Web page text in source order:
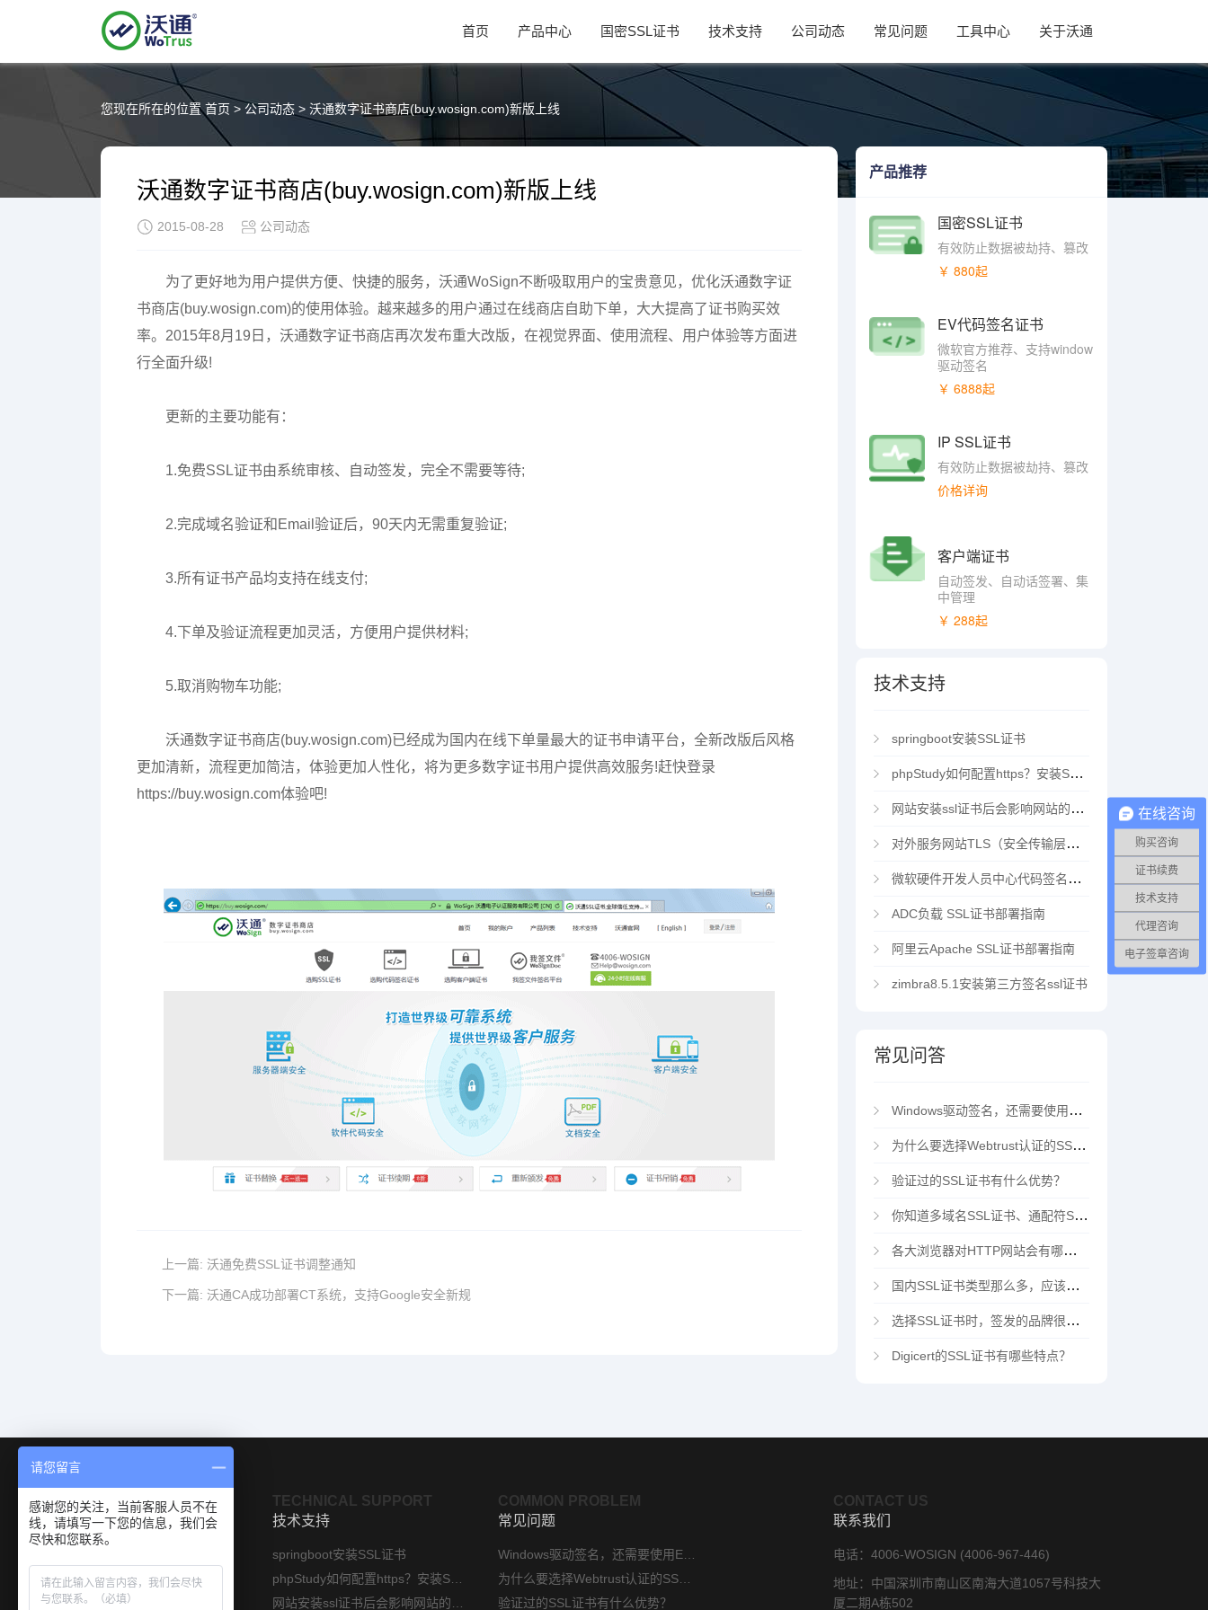
首页 产品中心 国密SSL证书 技术支持 公司动态 常见问题 工具中心 关于沃通
您现在所在的位置首页 > 公司动态 > 沃通数字证书商店(buy.wosign.com)新版上线
沃通数字证书商店(buy.wosign.com)新版上线
2015-08-28 公司动态
为了更好地为用户提供方便、快捷的服务，沃通WoSign不断吸取用户的宝贵意见，优化沃通数字证
书商店(buy.wosign.com)的使用体验。越来越多的用户通过在线商店自助下单，大大提高了证书购买效
率。2015年8月19日，沃通数字证书商店再次发布重大改版，在视觉界面、使用流程、用户体验等方面进
行全面升级!
更新的主要功能有：
1.免费SSL证书由系统审核、自动签发，完全不需要等待;
2.完成域名验证和Email验证后，90天内无需重复验证;
3.所有证书产品均支持在线支付;
4.下单及验证流程更加灵活，方便用户提供材料;
5.取消购物车功能;
沃通数字证书商店(buy.wosign.com)已经成为国内在线下单量最大的证书申请平台，全新改版后风格
更加清新，流程更加简洁，体验更加人性化，将为更多数字证书用户提供高效服务!赶快登录
https://buy.wosign.com体验吧!
上一篇: 沃通免费SSL证书调整通知
下一篇: 沃通CA成功部署CT系统，支持Google安全新规
产品推荐
国密SSL证书
有效防止数据被劫持、篡改
￥ 880起
EV代码签名证书
微软官方推荐、支持window
驱动签名
￥ 6888起
IP SSL证书
有效防止数据被劫持、篡改
价格详询
客户端证书
自动签发、自动话签署、集
中管理
￥ 288起
技术支持
springboot安装SSL证书
phpStudy如何配置https？安装SSL证书方法指南
网站安装ssl证书后会影响网站的访问速度吗？
对外服务网站TLS（安全传输层协议）部署指南
微软硬件开发人员中心代码签名证书选购指南
ADC负载 SSL证书部署指南
阿里云Apache SSL证书部署指南
zimbra8.5.1安装第三方签名ssl证书
常见问答
Windows驱动签名，还需要使用EV代码签名证书吗？
为什么要选择Webtrust认证的SSL证书？
验证过的SSL证书有什么优势？
你知道多域名SSL证书、通配符SSL证书、多域名通配符SSL证书吗？
各大浏览器对HTTP网站会有哪些“不安全”警告
国内SSL证书类型那么多，应该选择哪家CA机构？
选择SSL证书时，签发的品牌很重要吗？
Digicert的SSL证书有哪些特点？
OUR PRODUCTS
产品展示
软件签名证书
国密SSL证书
TECHNICAL SUPPORT
技术支持
springboot安装SSL证书
COMMON PROBLEM
常见问题
验证过的SSL证书有什么优势？
CONTACT US
联系我们
电话：4006-WOSIGN (4006-967-446)
地址：中国深圳市南山区南海大道1057号科技大
厦二期A栋502
在线咨询
购买咨询
证书续费
技术支持
代理咨询
电子签章咨询
请您留言
感谢您的关注，当前客服人员不在
线，请填写一下您的信息，我们会
尽快和您联系。